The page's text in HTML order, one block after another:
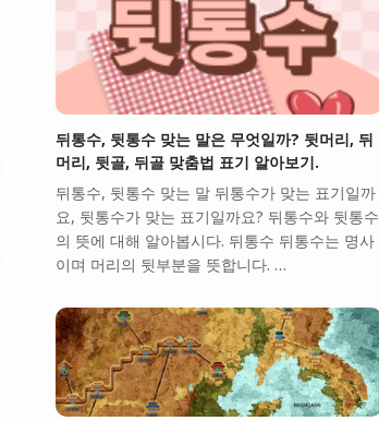
뒤통수, 뒷통수 맞는 말은 무엇일까? 뒷머리, 뒤
머리, 뒷골, 뒤골 맞춤법 표기 알아보기.
뒤통수, 뒷통수 맞는 말 뒤통수가 맞는 표기일까
요, 뒷통수가 맞는 표기일까요? 뒤통수와 뒷통수
의 뜻에 대해 알아봅시다. 뒤통수 뒤통수는 명사
이며 머리의 뒷부분을 뜻합니다. …